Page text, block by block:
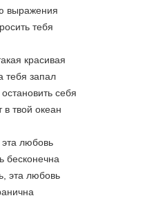
выражения
тебя
красивая
тебя запал
себя
твой океан
любовь
бесконечна
эта любовь